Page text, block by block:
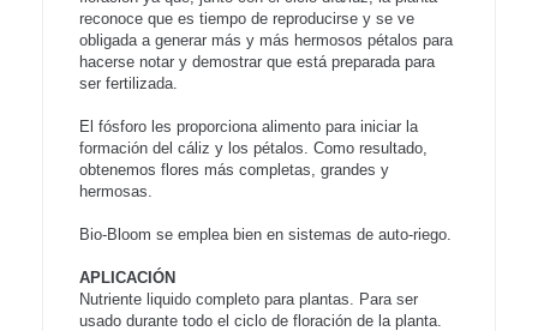
reconoce que es tiempo de reproducirse y se ve
obligada a generar más y más hermosos pétalos para
hacerse notar y demostrar que está preparada para
ser fertilizada.
El fósforo les proporciona alimento para iniciar la
formación del cáliz y los pétalos. Como resultado,
obtenemos flores más completas, grandes y
hermosas.
Bio-Bloom se emplea bien en sistemas de auto-riego.
APLICACIÓN
Nutriente liquido completo para plantas. Para ser
usado durante todo el ciclo de floración de la planta.